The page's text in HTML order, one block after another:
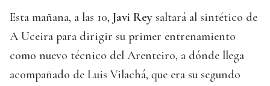
Esta mañana, a las 10, Javi Rey saltará al sintético de
A Uceira para dirigir su primer entrenamiento
como nuevo técnico del Arenteiro, a dónde llega
acompañado de Luis Vilachá, que era su segundo